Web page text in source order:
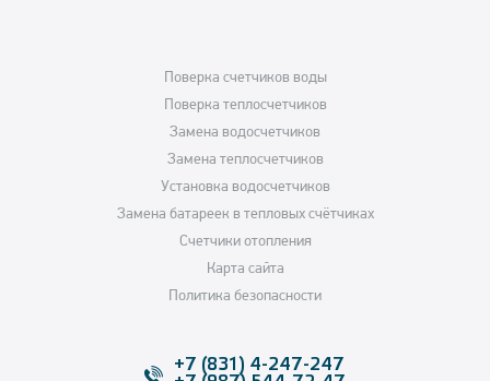
Поверка счетчиков воды
Поверка теплосчетчиков
Замена водосчетчиков
Замена теплосчетчиков
Установка водосчетчиков
Замена батареек в тепловых счётчиках
Счетчики отопления
Карта сайта
Политика безопасности
+7 (831) 4-247-247